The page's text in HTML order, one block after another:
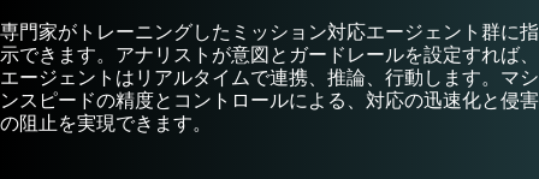
専門家がトレーニングしたミッション対応エージェント群に指
示できます。アナリストが意図とガードレールを設定すれば、
エージェントはリアルタイムで連携、推論、行動します。マシ
ンスピードの精度とコントロールによる、対応の迅速化と侵害
の阻止を実現できます。